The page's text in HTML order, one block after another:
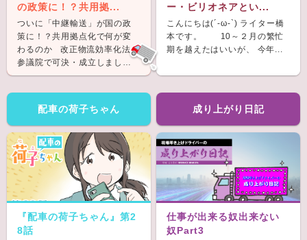
の政策に！？共用拠...
ついに「中継輸送」が国の政
策に！？共用拠点化で何が変
わるのか 改正物流効率化法が
参議院で可決・成立しまし
た。 &nb...
ー・ビリオネアとい...
こんにちは(´-ω-`) ライター橋
本です。 10～２月の繁忙
期を越えたはいいが、 今年...
配車の荷子ちゃん
『配車の荷子ちゃん』第2
8話
成り上がり日記
仕事が出来る奴出来ない
奴Part3